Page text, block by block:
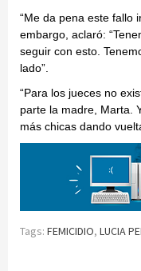
“Me da pena este fallo
embargo, aclaró:
seguir con esto.
lado”.
“Para los jueces no
parte la madre, Marta.
más chicas dando
Tags: FEMICIDIO, LUCIA